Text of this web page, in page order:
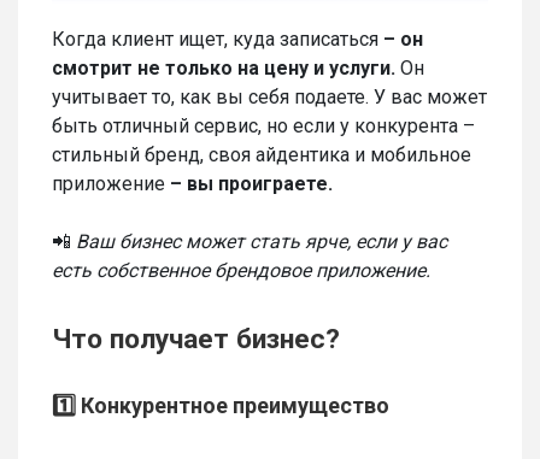
Когда клиент ищет, куда записаться – он
смотрит не только на цену и услуги. Он
учитывает то, как вы себя подаете. У вас может
быть отличный сервис, но если у конкурента –
стильный бренд, своя айдентика и мобильное
приложение – вы проиграете.
📲 Ваш бизнес может стать ярче, если у вас
есть собственное брендовое приложение.
Что получает бизнес?
1️⃣ Конкурентное преимущество